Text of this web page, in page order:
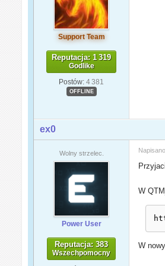
Support Team
Reputacja: 1 319
Godlike
Postów: 4 381
OFFLINE
ex0
Wolny strzelec.
Power User
Reputacja: 383
Wszechpomocny
Napisano
W
W